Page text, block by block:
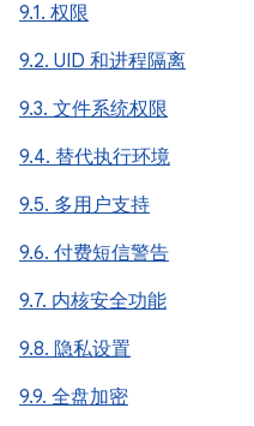
9.1. 权限
9.2. UID 和进程隔离
9.3. 文件系统权限
9.4. 替代执行环境
9.5. 多用户支持
9.6. 付费短信警告
9.7. 内核安全功能
9.8. 隐私设置
9.9. 全盘加密